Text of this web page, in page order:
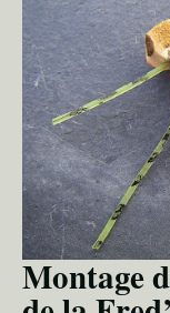
Montage